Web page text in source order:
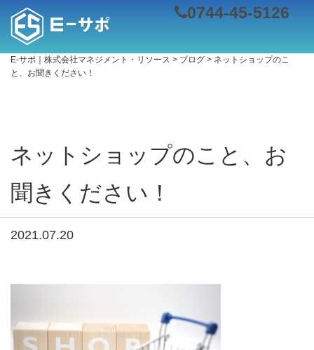
0744-45-5126
E-サポ｜株式会社マネジメント・リソース > ブログ > ネットショップのこ
と、お聞きください！
ネットショップのこと、お
聞きください！
2021.07.20